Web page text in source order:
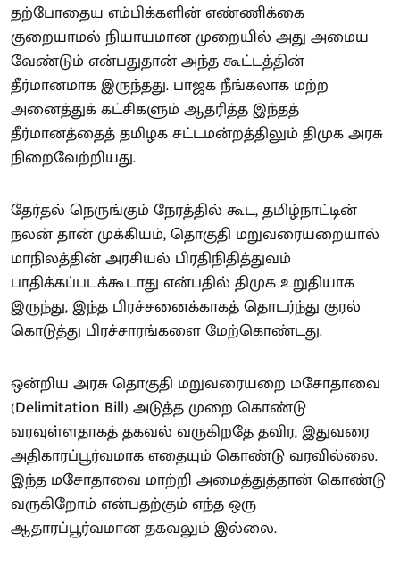
தற்போதைய எம்பிக்களின் எண்ணிக்கை
குறையாமல் நியாயமான முறையில் அது அமைய
வேண்டும் என்பதுதான் அந்த கூட்டத்தின்
தீர்மானமாக இருந்தது. பாஜக நீங்கலாக மற்ற
அனைத்துக் கட்சிகளும் ஆதரித்த இந்தத்
தீர்மானத்தைத் தமிழக சட்டமன்றத்திலும் திமுக அரசு
நிறைவேற்றியது.
தேர்தல் நெருங்கும் நேரத்தில் கூட, தமிழ்நாட்டின்
நலன் தான் முக்கியம், தொகுதி மறுவரையறையால்
மாநிலத்தின் அரசியல் பிரதிநிதித்துவம்
பாதிக்கப்படக்கூடாது என்பதில் திமுக உறுதியாக
இருந்து, இந்த பிரச்சனைக்காகத் தொடர்ந்து குரல்
கொடுத்து பிரச்சாரங்களை மேற்கொண்டது.
ஒன்றிய அரசு தொகுதி மறுவரையறை மசோதாவை
(Delimitation Bill) அடுத்த முறை கொண்டு
வரவுள்ளதாகத் தகவல் வருகிறதே தவிர, இதுவரை
அதிகாரப்பூர்வமாக எதையும் கொண்டு வரவில்லை.
இந்த மசோதாவை மாற்றி அமைத்துத்தான் கொண்டு
வருகிறோம் என்பதற்கும் எந்த ஒரு
ஆதாரப்பூர்வமான தகவலும் இல்லை.